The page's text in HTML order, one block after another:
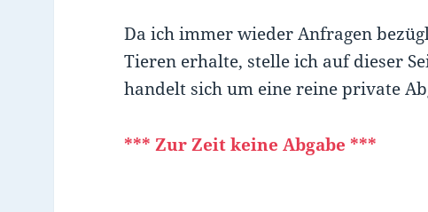
Da ich immer wieder Anfragen
Tieren erhalte, stelle ich auf dieser
handelt sich um eine reine private
*** Zur Zeit keine Abgabe ***